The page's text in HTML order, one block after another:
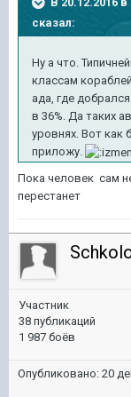
сказал:
Ну а что.
классам
ада, где
в 36%. Да таких
уровнях. Вот как
приложу.
Пока человек сам
перестанет
Участник
38 публикаций
1 987 боёв
Опубликовано: 20